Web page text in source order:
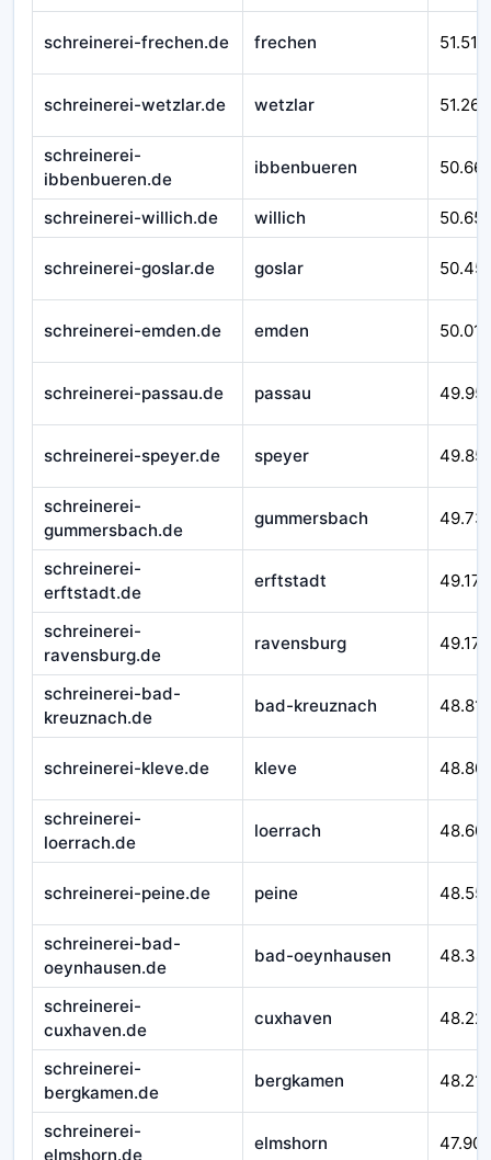
schreinerei-frechen.de frechen 51.510
schreinerei-wetzlar.de wetzlar 51.262
schreinerei-
ibbenbueren.de
ibbenbueren
schreinerei-willich.de willich
schreinerei-goslar.de goslar
schreinerei-emden.de emden 50.016
schreinerei-passau.de passau
schreinerei-speyer.de speyer
schreinerei-
gummersbach.de
gummersbach
schreinerei-
erftstadt.de
erftstadt 49.179
schreinerei-
ravensburg.de
ravensburg 49.172
schreinerei-bad-
kreuznach.de
bad-kreuznach
schreinerei-kleve.de kleve
schreinerei-
loerrach.de
loerrach 48.601
schreinerei-peine.de peine
schreinerei-bad-
oeynhausen.de
bad-oeynhausen
schreinerei-
cuxhaven.de
cuxhaven 48.221
schreinerei-
bergkamen.de
bergkamen 48.218
schreinerei-
elmshorn.de
elmshorn 47.907